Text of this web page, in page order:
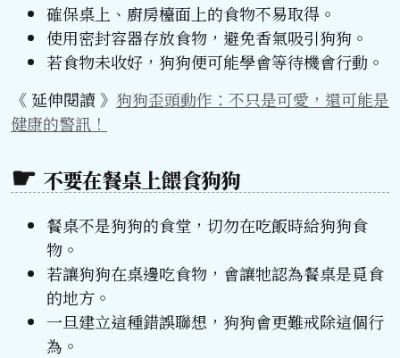
確保桌上、廚房檯面上的食物不易取得。
使用密封容器存放食物，避免香氣吸引狗狗。
若食物未收好，狗狗便可能學會等待機會行動。
《 延伸閱讀 》 狗狗歪頭動作：不只是可愛，還可能是
健康的警訊！
不要在餐桌上餵食狗狗
餐桌不是狗狗的食堂，切勿在吃飯時給狗狗食
物。
若讓狗狗在桌邊吃食物，會讓牠認為餐桌是覓食
的地方。
一旦建立這種錯誤聯想，狗狗會更難戒除這個行
為。